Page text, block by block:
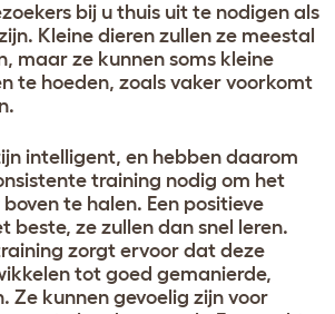
bij u thuis uit te nodigen als
Kleine dieren zullen ze meestal
maar ze kunnen soms kleine
te hoeden, zoals vaker voorkomt
intelligent, en hebben daarom
training nodig om het
te halen. Een positieve
beste, ze zullen dan snel leren.
zorgt ervoor dat deze
tot goed gemanierde,
Ze kunnen gevoelig zijn voor